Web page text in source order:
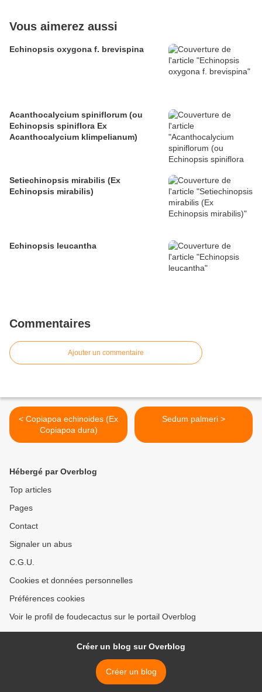
Vous aimerez aussi
Echinopsis oxygona f. brevispina
Acanthocalycium spiniflorum (ou
Echinopsis spiniflora Ex
Acanthocalycium klimpelianum)
Setiechinopsis mirabilis (Ex
Echinopsis mirabilis)
Echinopsis leucantha
Commentaires
Ajouter un commentaire
< Copiapoa echinoides (Ex
Copiapoa dura)
Sedum palmeri >
Hébergé par Overblog
Top articles
Pages
Contact
Signaler un abus
C.G.U.
Cookies et données personnelles
Préférences cookies
Voir le profil de foudecactus sur le portail Overblog
Créer un blog sur Overblog
Créer un blog